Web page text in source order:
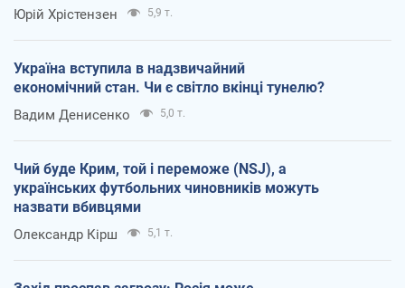
Юрій Хрістензен 5,9 т.
Україна вступила в надзвичайний
економічний стан. Чи є світло вкінці тунелю?
Вадим Денисенко 5,0 т.
Чий буде Крим, той і переможе (NSJ), а
українських футбольних чиновників можуть
назвати вбивцями
Олександр Кірш 5,1 т.